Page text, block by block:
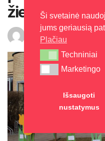
žiedai
Edita L.
Ši svetainė
jums geriausią
Plačiau
Techniniai
Techniniai
Marketingo
Marketingo
Išsaugoti
nustatymus